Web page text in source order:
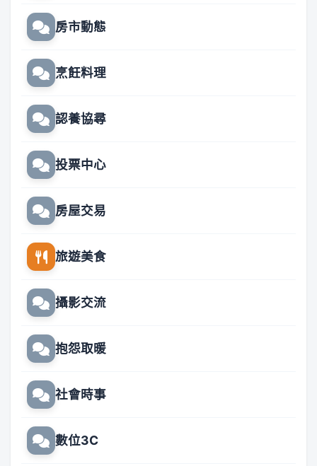
房市動態
烹飪料理
認養協尋
投票中心
房屋交易
旅遊美食
攝影交流
抱怨取暖
社會時事
數位3C